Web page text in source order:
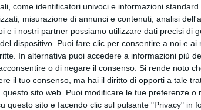
come identificatori univoci e informazioni
misurazione di annunci e contenuti, analisi
e i nostri partner possiamo utilizzare dati precisi di
dispositivo. Puoi fare clic per consentire a noi e
In alternativa puoi accedere a informazioni più
o di negare il consenso. Si rende noto
il tuo consenso, ma hai il diritto di opporti a tale
sito web. Puoi modificare le tue preferenze o
questo sito e facendo clic sul pulsante "Privacy" in
del Carro Trionfale 2024.
25 agosto, sabato 24 in piazza Cavour e
a cura diFrancesco PittòeBenedetto Bellomo.
ore 19.30 sino alle 04.30.
all'interno della Concattedrale di San
di Sovereto. A dimostrazione di un
con la sua Santa Patrona.